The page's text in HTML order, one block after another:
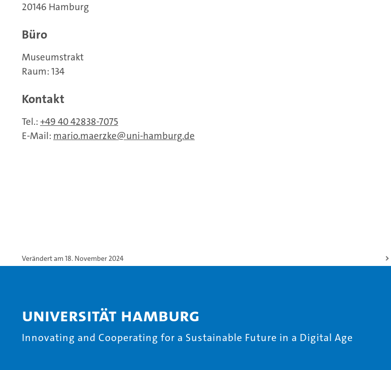
20146 Hamburg
Büro
Museumstrakt
Raum: 134
Kontakt
Tel.: +49 40 42838-7075
E-Mail: mario.maerzke uni-hamburg.de
Verändert am 18. November 2024
Universität Hamburg
Innovating and Cooperating for a Sustainable Future in a Digital Age